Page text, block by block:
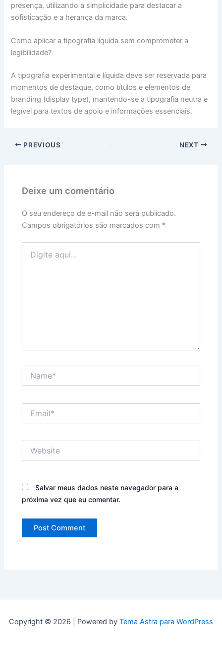
presença, utilizando a simplicidade para destacar a
sofisticação e a herança da marca.
Como aplicar a tipografia líquida sem comprometer a
legibilidade?
A tipografia experimental e líquida deve ser reservada para
momentos de destaque, como títulos e elementos de
branding (display type), mantendo-se a tipografia neutra e
legível para textos de apoio e informações essenciais.
PREVIOUS NEXT
Deixe um comentário
O seu endereço de e-mail não será publicado.
Campos obrigatórios são marcados com *
aqui...
Salvar meus dados neste navegador para a
próxima vez que eu comentar.
Copyright © 2026 | Powered by Tema Astra para WordPress